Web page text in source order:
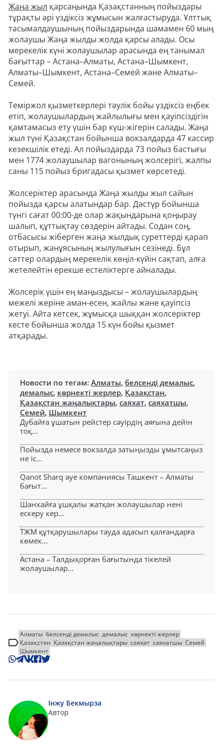
Жаңа жыл қарсаңында Қазақстанның пойыздары
тұрақты әрі үздіксіз жұмысын жалғастыруда. Ұлттық
тасымалдаушының пойыздарында шамамен 60 мың
жолаушы Жаңа жылды жолда қарсы алады. Осы
мерекелік күні жолаушылар арасында ең танымал
бағыттар – Астана–Алматы, Астана–Шымкент,
Алматы–Шымкент, Астана–Семей және Алматы–
Семей.
Теміржол қызметкерлері тәулік бойы үздіксіз еңбек
етіп, жолаушылардың жайлылығы мен қауіпсіздігін
қамтамасыз ету үшін бар күш-жігерін салады. Жаңа
жыл түні Қазақстан бойынша вокзалдарда 47 кассир
кезекшілік етеді. Ал пойыздарда 73 пойыз бастығы
мен 1774 жолаушылар вагонының жолсерігі, жалпы
саны 115 пойыз бригадасы қызмет көрсетеді.
Жолсеріктер арасында Жаңа жылды жыл сайын
пойызда қарсы алатындар бар. Дәстүр бойынша
түнгі сағат 00:00-де олар жақындарына қоңырау
шалып, құттықтау сөздерін айтады. Содан соң,
отбасысы жіберген жаңа жылдық суреттерді қарап
отырып, жанұясының жылулығын сезінеді. Бұл
сәттер олардың мерекелік көңіл-күйін сақтап, алға
жетелейтін ерекше естеліктерге айналады.
Жолсерік үшін ең маңыздысы – жолаушылардың
межелі жеріне аман-есен, жайлы және қауіпсіз
жетуі. Айта кетсек, жұмысқа шыққан жолсеріктер
кесте бойынша жолда 15 күн бойы қызмет
атқарады.
Новости по тегам: Алматы, белсенді демалыс,
демалыс, көрнекті жерлер, Қазақстан,
Қазақстан жаңалықтары, саяхат, саяхатшы,
Семей, Шымкент
Дубайға ұшатын рейстер сәуірдің аяғына дейін
тоқ...
Пойызда немесе вокзалда затыңызды ұмытсаңыз
не іс...
Qanot Sharq әуе компаниясы Ташкент – Алматы
бағыт...
Шанхайға ұшқалы жатқан жолаушылар нені
ескеру кер...
ТЖМ құтқарушылары тауда адасып қалғандарға
көмек...
Астана – Талдықорған бағытында тікелей
жолаушылар...
Алматы белсенді демалыс демалыс көрнекті жерлер
Қазақстан Қазақстан жаңалықтары саяхат саяхатшы Семей
Шымкент
Інжу Бекмырза
Автор